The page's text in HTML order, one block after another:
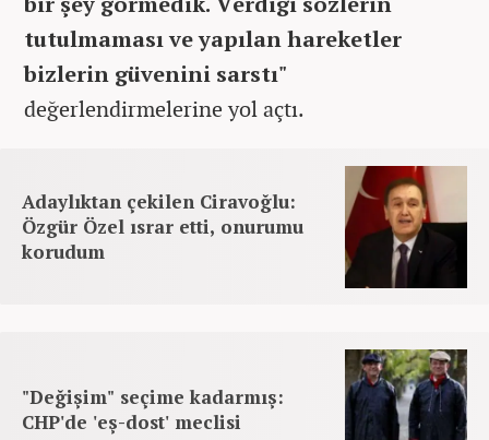
tutulmaması ve yapılan hareketler
bizlerin güvenini sarstı"
değerlendirmelerine yol açtı.
Adaylıktan çekilen Ciravoğlu:
Özgür Özel ısrar etti, onurumu
korudum
"Değişim" seçime kadarmış:
CHP'de 'eş-dost' meclisi